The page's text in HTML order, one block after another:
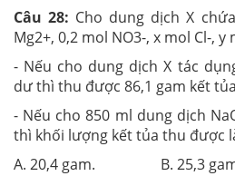
Câu 28: Cho dung dịch X
Mg2+, 0,2 mol NO3-, x mol Cl-, y
- Nếu cho dung dịch X tác
dư thì thu được 86,1 gam kết tủa
- Nếu cho 850 ml dung dịch
thì khối lượng kết tủa thu được
A. 20,4 gam. B. 25,3